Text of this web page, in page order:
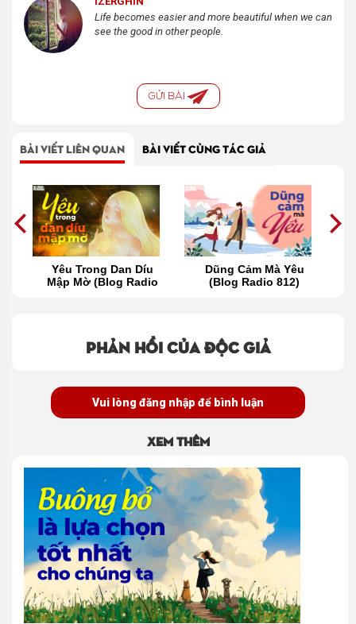
Life becomes easier and more beautiful when we can
see the good in other people.
GỬI BÀI
BÀI VIẾT LIÊN QUAN BÀI VIẾT CÙNG TÁC GIẢ
Yêu Trong Dan Díu
Mập Mờ (Blog Radio
Dũng Cảm Mà Yêu
(Blog Radio 812)
Phản hồi của độc giả
Vui lòng đăng nhập để bình luận
Xem thêm